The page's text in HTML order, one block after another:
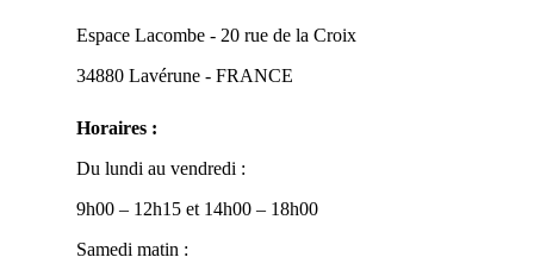
Espace Lacombe - 20 rue de la Croix
34880 Lavérune - FRANCE
Horaires :
Du lundi au vendredi :
9h00 – 12h15 et 14h00 – 18h00
Samedi matin :